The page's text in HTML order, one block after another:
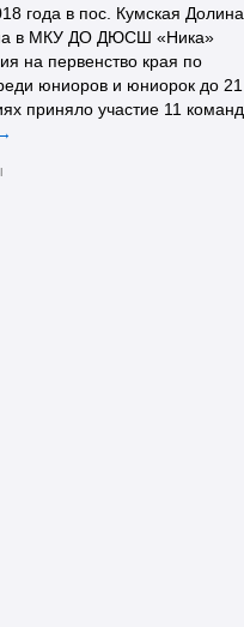
года в пос. Кумская Долина
в МКУ ДО ДЮСШ «Ника»
на первенство края по
юниоров и юниорок до 21
приняло участие 11 команд